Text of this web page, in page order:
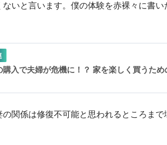
ないと言います。僕の体験を赤裸々に書
購入で夫婦が危機に！？ 家を楽しく買うため
関係は修復不可能と思われるところまで